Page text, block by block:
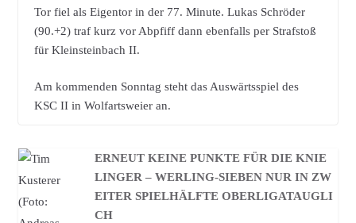
Tor fiel als Eigentor in der 77. Minute. Lukas Schröder
(90.+2) traf kurz vor Abpfiff dann ebenfalls per Strafstoß
für Kleinsteinbach II.
Am kommenden Sonntag steht das Auswärtsspiel des
KSC II in Wolfartsweier an.
ERNEUT KEINE PUNKTE FÜR DIE KNIE
LINGER – WERLING-SIEBEN NUR IN ZW
EITER SPIELHÄLFTE OBERLIGATAUGLI
CH